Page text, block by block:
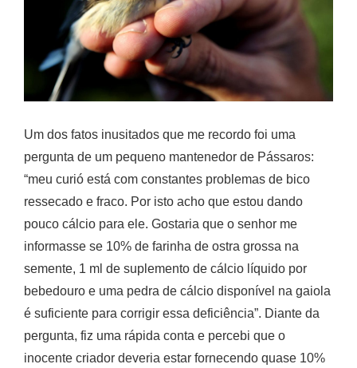
Um dos fatos inusitados que me recordo foi uma
pergunta de um pequeno mantenedor de Pássaros:
“meu curió está com constantes problemas de bico
ressecado e fraco. Por isto acho que estou dando
pouco cálcio para ele. Gostaria que o senhor me
informasse se 10% de farinha de ostra grossa na
semente, 1 ml de suplemento de cálcio líquido por
bebedouro e uma pedra de cálcio disponível na gaiola
é suficiente para corrigir essa deficiência”. Diante da
pergunta, fiz uma rápida conta e percebi que o
inocente criador deveria estar fornecendo quase 10%